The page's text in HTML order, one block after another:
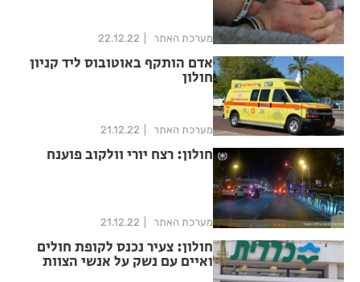
מערכת האתר 22.12.22
אדם הותקף באוטובוס ליד קניון
חולון
מערכת האתר 21.12.22
חולון: רצח יורי וולקוב פוענח
מערכת האתר 21.12.22
חולון: צעיר נכנס לקופת חולים
ואיים עם נשק על אנשי הצוות